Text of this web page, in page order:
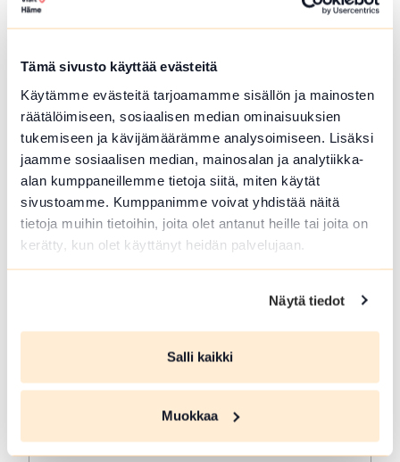
Tämä sivusto käyttää evästeitä
Käytämme evästeitä tarjoamamme sisällön ja mainosten
räätälöimiseen, sosiaalisen median ominaisuuksien
tukemiseen ja kävijämäärämme analysoimiseen. Lisäksi
jaamme sosiaalisen median, mainosalan ja analytiikka-
alan kumppaneillemme tietoja siitä, miten käytät
sivustoamme. Kumppanimme voivat yhdistää näitä
tietoja muihin tietoihin, joita olet antanut heille tai joita on
kerätty, kun olet käyttänyt heidän palvelujaan.
Näytä tiedot
Salli kaikki
Muokkaa
Härkätien museon uudistettu näyttely on
Lue lisää tapahtumasta Härkätien museon
Härkätien museon uudistettu
näyttely avoinna keaällä 2026
Hämeenlinna